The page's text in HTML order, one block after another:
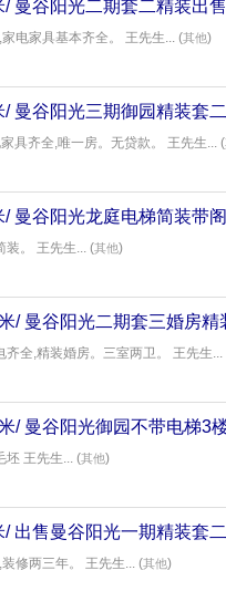
/ 曼谷阳光二期套二精装出
电家具基本齐全。 王先生... (其他)
/ 曼谷阳光三期御园精装套
具齐全,唯一房。无贷款。 王先生... (
/ 曼谷阳光龙庭电梯简装带
装。 王先生... (其他)
/ 曼谷阳光二期套三婚房精
齐全,精装婚房。三室两卫。 王先生...
/ 曼谷阳光御园不带电梯3
坯 王先生... (其他)
/ 出售曼谷阳光一期精装套
修两三年。 王先生... (其他)